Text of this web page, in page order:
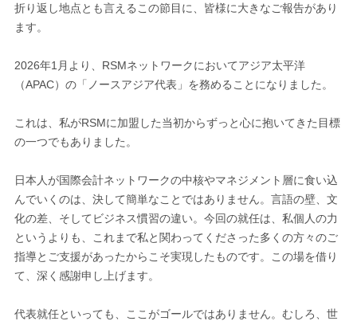
折り返し地点とも言えるこの節目に、皆様に大きなご報告があり
ます。
2026年1月より、RSMネットワークにおいてアジア太平洋
（APAC）の「ノースアジア代表」を務めることになりました。
これは、私がRSMに加盟した当初からずっと心に抱いてきた目標
の一つでもありました。
日本人が国際会計ネットワークの中核やマネジメント層に食い込
んでいくのは、決して簡単なことではありません。言語の壁、文
化の差、そしてビジネス慣習の違い。今回の就任は、私個人の力
というよりも、これまで私と関わってくださった多くの方々のご
指導とご支援があったからこそ実現したものです。この場を借り
て、深く感謝申し上げます。
代表就任といっても、ここがゴールではありません。むしろ、世